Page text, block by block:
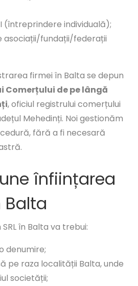
(întreprindere individuală);
asociații/fundații/federații
firmei în Balta se depun
Comerțului de pe lângă
, oficiul registrului comerțului
Mehedinți. Noi gestionăm
fără a fi necesară
înființarea
Balta
în Balta va trebui:
denumire;
pe raza localității Balta, unde
societății;